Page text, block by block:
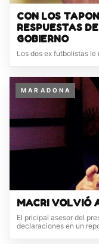
CON LOS
RESPUESTAS
GOBIERNO
Los dos ex futbolistas
M A R A D O N A
MACRI VOLVIÓ
El pricipal asesor del
declaraciones en un